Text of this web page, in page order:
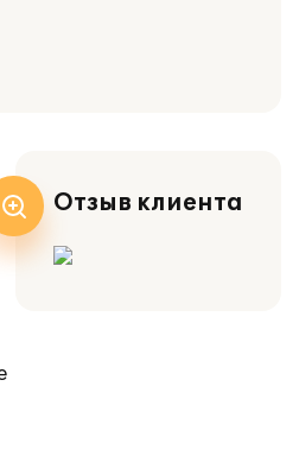
Отзыв клиента